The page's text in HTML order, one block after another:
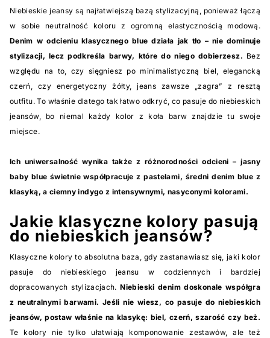
Niebieskie jeansy są najłatwiejszą bazą stylizacyjną, ponieważ łączą
w sobie neutralność koloru z ogromną elastycznością modową.
Denim w odcieniu klasycznego blue działa jak tło – nie dominuje
stylizacji, lecz podkreśla barwy, które do niego dobierzesz. Bez
względu na to, czy sięgniesz po minimalistyczną biel, elegancką
czerń, czy energetyczny żółty, jeans zawsze „zagra” z resztą
outfitu. To właśnie dlatego tak łatwo odkryć, co pasuje do niebieskich
jeansów, bo niemal każdy kolor z koła barw znajdzie tu swoje
miejsce.
Ich uniwersalność wynika także z różnorodności odcieni – jasny
baby blue świetnie współpracuje z pastelami, średni denim blue z
klasyką, a ciemny indygo z intensywnymi, nasyconymi kolorami.
Jakie klasyczne kolory pasują
do niebieskich jeansów?
Klasyczne kolory to absolutna baza, gdy zastanawiasz się, jaki kolor
pasuje do niebieskiego jeansu w codziennych i bardziej
dopracowanych stylizacjach.Niebieski denim doskonale współgra
z neutralnymi barwami. Jeśli nie wiesz, co pasuje do niebieskich
jeansów, postaw właśnie na klasykę: biel, czerń, szarość czy beż.
Te kolory nie tylko ułatwiają komponowanie zestawów, ale też